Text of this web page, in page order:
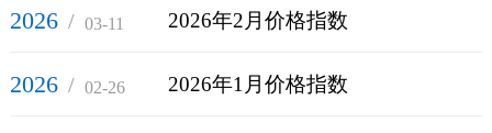
2026 / 03-11 2026年2月价格指数
2026 / 02-26 2026年1月价格指数